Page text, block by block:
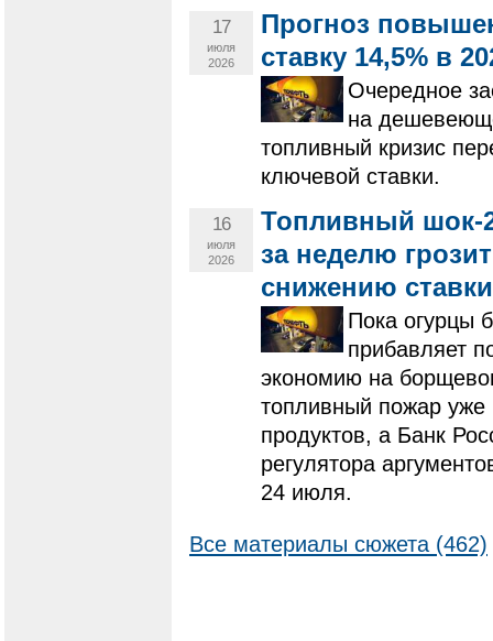
17
июля
2026
Прогноз
ставку 14,5% в
Очередное
на
топливный кризис
ключевой ставки.
16
июля
2026
Топливный шок-
за неделю
снижению ставки
Пока огурцы
прибавляет
экономию на
топливный пожар уже
продуктов, а Банк
регулятора
24 июля.
Все материалы сюжета (462)